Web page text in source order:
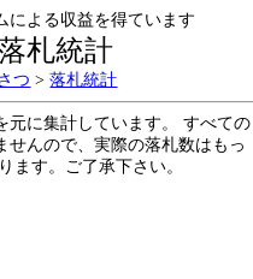
による収益を得ています
札統計
つ >落札統計
元に集計しています。 すべての
せんので、実際の落札数はもっ
ます。ご了承下さい。